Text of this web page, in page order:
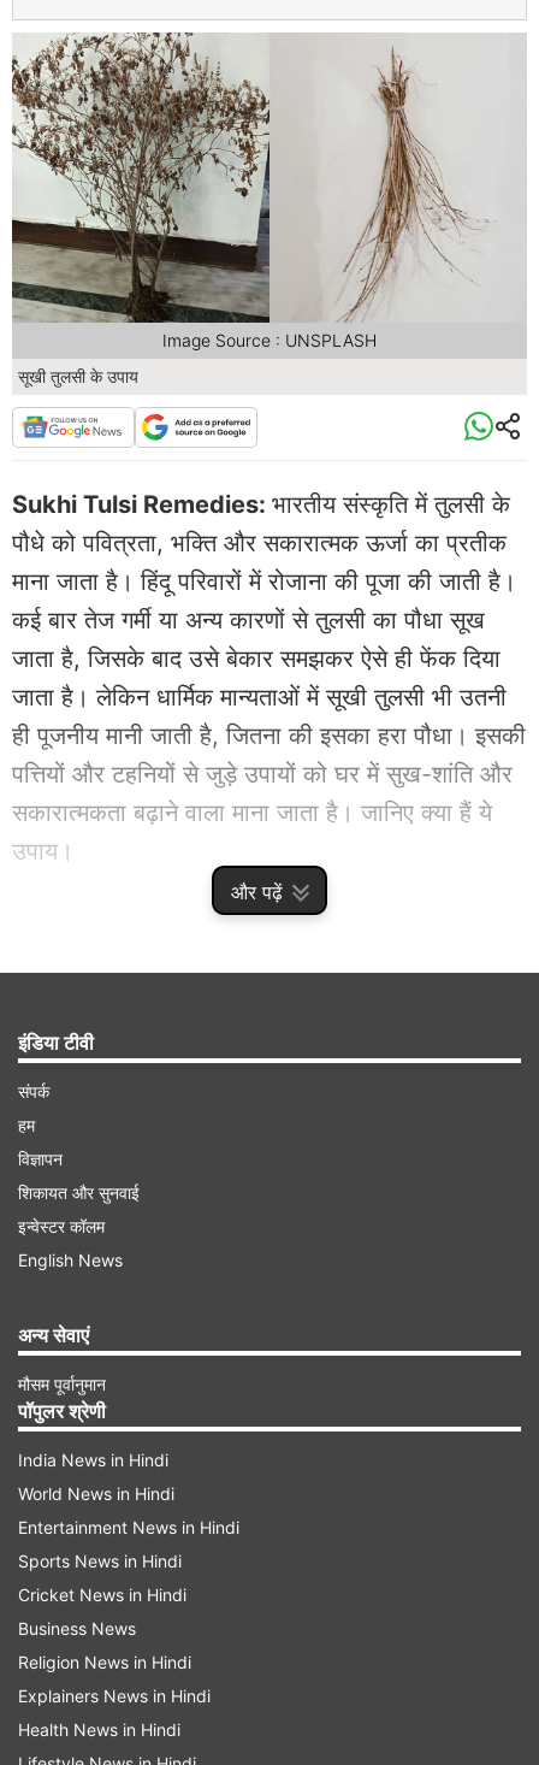
और पढ़ें
सूखी तुलसी के उपाय
Image Source : UNSPLASH
Sukhi Tulsi Remedies: भारतीय संस्कृति में तुलसी के
पौधे को पवित्रता, भक्ति और सकारात्मक ऊर्जा का प्रतीक
माना जाता है। हिंदू परिवारों में रोजाना की पूजा की जाती है।
कई बार तेज गर्मी या अन्य कारणों से तुलसी का पौधा सूख
जाता है, जिसके बाद उसे बेकार समझकर ऐसे ही फेंक दिया
जाता है। लेकिन धार्मिक मान्यताओं में सूखी तुलसी भी उतनी
ही पूजनीय मानी जाती है, जितना की इसका हरा पौधा। इसकी
पत्तियों और टहनियों से जुड़े उपायों को घर में सुख-शांति और
सकारात्मकता बढ़ाने वाला माना जाता है। जानिए क्या हैं ये
उपाय।
Advertisement
सूखी तुलसी की माला
प्राचीन समय से ही वैष्णव परंपराओं में तुलसी की लकड़ी से
बनी माला पहनने की परंपरा रही है। कहा जाता है कि तुलसी
माला पहनने से व्यक्ति का मन आध्यात्मिकता की ओर आकर्षित
होता है। साथ ही उसे मानसिक शांति भी मिलती है। यह
आत्मिक अनुशासन और सकारात्मक सोच का माध्यम भी है।
इंडिया टीवी
संपर्क
हम
विज्ञापन
शिकायत और सुनवाई
इन्वेस्टर कॉलम
English News
अन्य सेवाएं
मौसम पूर्वानुमान
पॉपुलर श्रेणी
India News in Hindi
World News in Hindi
Entertainment News in Hindi
Sports News in Hindi
Cricket News in Hindi
Business News
Religion News in Hindi
Explainers News in Hindi
Health News in Hindi